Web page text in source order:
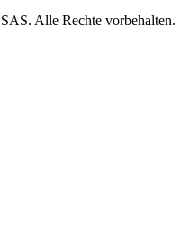
Alle Rechte vorbehalten.